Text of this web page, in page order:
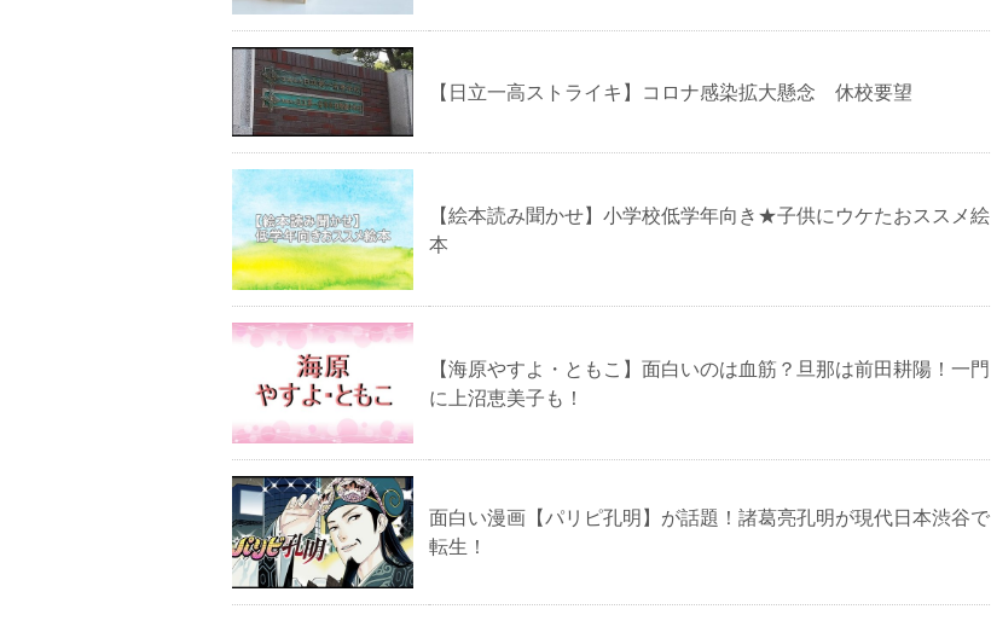
【日立一高ストライキ】コロナ感染拡大懸念 休校要望
【絵本読み聞かせ】小学校低学年向き★子供にウケたおススメ絵
本
【海原やすよ・ともこ】面白いのは血筋？旦那は前田耕陽！一門
に上沼恵美子も！
面白い漫画【パリピ孔明】が話題！諸葛亮孔明が現代日本渋谷で
転生！